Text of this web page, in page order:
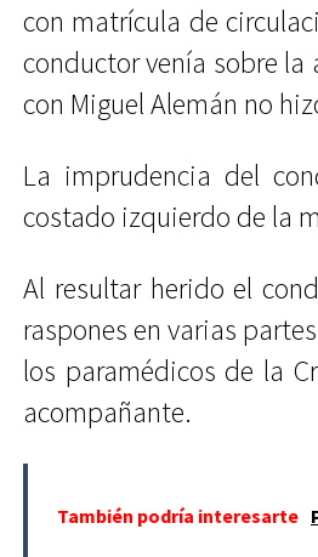
con matrícula de
conductor venía sobre la
con Miguel Alemán no
La imprudencia del
costado izquierdo de la
Al resultar herido el
raspones en varias
los paramédicos de la
acompañante.
También podría interesarte